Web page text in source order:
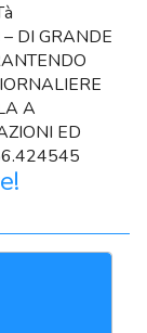
DI GRANDE
A
ED